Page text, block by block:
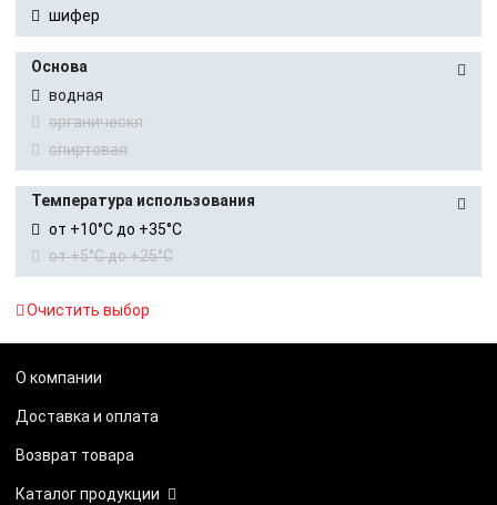
шифер
Основа
водная
органическя
спиртовая
Температура использования
от +10°C до +35°C
от +5°C до +25°C
Очистить выбор
О компании
Доставка и оплата
Возврат товара
Каталог продукции